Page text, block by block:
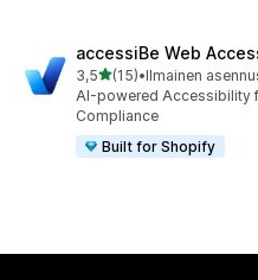
accessiBe Web
3,5/ 5 tähteä
(15)
15 arvostelua yhteensä
•Ilmainen
AI-powered Accessibility
Compliance
Built for Shopify